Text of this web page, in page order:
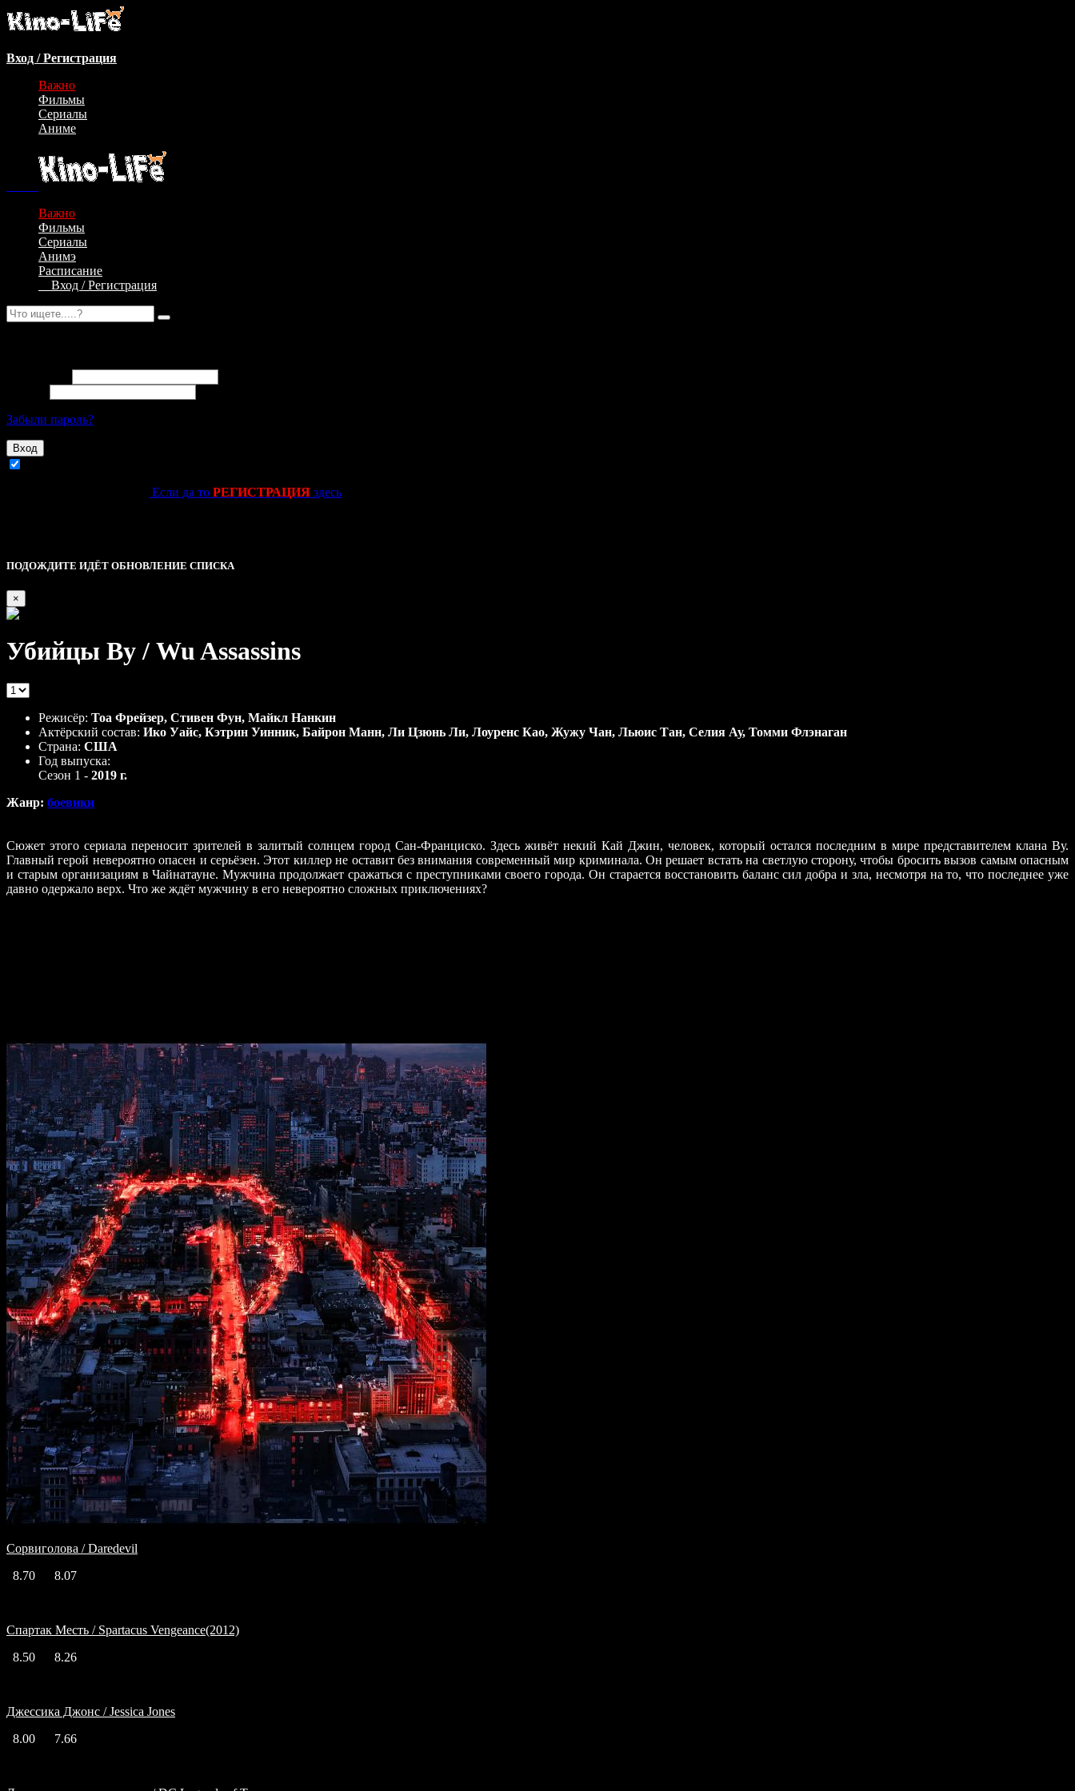
Вход / Регистрация
Важно
Фильмы
Сериалы
Аниме
Важно
Фильмы
Сериалы
Анимэ
Расписание
Вход / Регистрация
Забыли пароль?
Вход
Если да то РЕГИСТРАЦИЯ здесь
ПОДОЖДИТЕ ИДЁТ ОБНОВЛЕНИЕ СПИСКА
×
Описание
Убийцы Ву / Wu Assassins
Режисёр: Тоа Фрейзер, Стивен Фун, Майкл Нанкин
Актёрский состав: Ико Уайс, Кэтрин Уинник, Байрон Манн, Ли Цзюнь Ли, Лоуренс Као, Жужу Чан, Льюис Тан, Селия Ау, Томми Флэнаган
Страна: США
Год выпуска:
Сезон 1 - 2019 г.
Жанр: боевики
Сюжет этого сериала переносит зрителей в залитый солнцем город Сан-Франциско. Здесь живёт некий Кай Джин, человек, который остался последним в мире представителем клана Ву.
Главный герой невероятно опасен и серьёзен. Этот киллер не оставит без внимания современный мир криминала. Он решает встать на светлую сторону, чтобы бросить вызов самым опасным
и старым организациям в Чайнатауне. Мужчина продолжает сражаться с преступниками своего города. Он старается восстановить баланс сил добра и зла, несмотря на то, что последнее уже
давно одержало верх. Что же ждёт мужчину в его невероятно сложных приключениях?
Сорвиголова / Daredevil
8.70
8.07
Спартак Месть / Spartacus Vengeance(2012)
8.50
8.26
Джессика Джонс / Jessica Jones
8.00
7.66